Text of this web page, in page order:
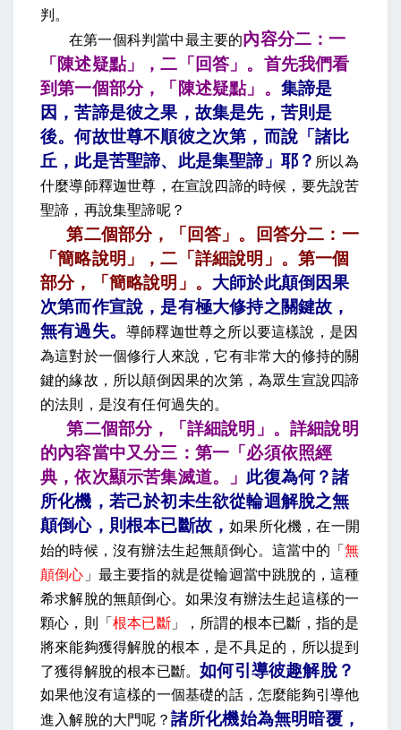
判。
在第一個科判當中最主要的內容分二：一
「陳述疑點」，二「回答」。首先我們看
到第一個部分，「陳述疑點」。 集諦是
因，苦諦是彼之果，故集是先，苦則是
後。何故世尊不順彼之次第，而說「諸比
丘，此是苦聖諦、此是集聖諦」耶 ？ 所以為
什麼導師釋迦世尊，在宣說四諦的時候，要先說苦
聖諦，再說集聖諦呢？
第二個部分，「回答」。回答分二：一
「簡略說明」，二「詳細說明」。第一個
部分，「簡略說明」。 大師於此顛倒因果
次第而作宣說，是有極大修持之關鍵故，
無有過失。導師釋迦世尊之所以要這樣說，是因
為這對於一個修行人來說，它有非常大的修持的關
鍵的緣故，所以顛倒因果的次第，為眾生宣說四諦
的法則，是沒有任何過失的。
第二個部分，「詳細說明」。詳細說明
的內容當中又分三：第一「必須依照經
典，依次顯示苦集滅道。」 此復為何？諸
所化機，若己於初未生欲從輪迴解脫之無
顛倒心，則根本已斷故 ，如果所化機，在一開
始的時候，沒有辦法生起無顛倒心。這當中的「無
顛倒心 」最主要指的就是從輪迴當中跳脫的，這種
希求解脫的無顛倒心。如果沒有辦法生起這樣的一
顆心，則「 根本已斷」，所謂的根本已斷，指的是
將來能夠獲得解脫的根本，是不具足的，所以提到
了獲得解脫的根本已斷。如何引導彼趣解脫？
如果他沒有這樣的一個基礎的話，怎麼能夠引導他
進入解脫的大門呢？ 諸所化機始為無明暗覆，